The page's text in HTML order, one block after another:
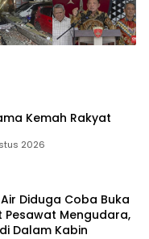
Kemah Rakyat
2026
Diduga Coba Buka
Pesawat Mengudara,
Dalam Kabin